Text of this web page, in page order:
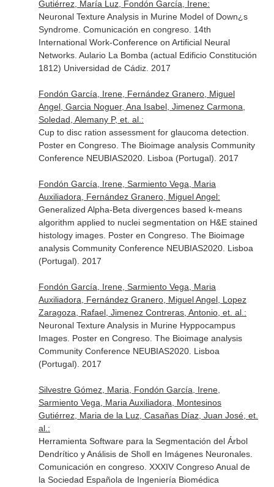
Gutiérrez, María Luz, Fondón García, Irene:
Neuronal Texture Analysis in Murine Model of Down¿s
Syndrome. Comunicación en congreso. 14th
International Work-Conference on Artificial Neural
Networks. Aulario La Bomba (actual Edificio Constitución
1812) Universidad de Cádiz. 2017
Fondón García, Irene, Fernández Granero, Miguel
Angel, Garcia Noguer, Ana Isabel, Jimenez Carmona,
Soledad, Alemany P, et. al.:
Cup to disc ration assessment for glaucoma detection.
Poster en Congreso. The Bioimage analysis Community
Conference NEUBIAS2020. Lisboa (Portugal). 2017
Fondón García, Irene, Sarmiento Vega, Maria
Auxiliadora, Fernández Granero, Miguel Angel:
Generalized Alpha-Beta divergences based k-means
algorithm applied to nuclei segmentation on H&E stained
histology images. Poster en Congreso. The Bioimage
analysis Community Conference NEUBIAS2020. Lisboa
(Portugal). 2017
Fondón García, Irene, Sarmiento Vega, Maria
Auxiliadora, Fernández Granero, Miguel Angel, Lopez
Zaragoza, Rafael, Jimenez Contreras, Antonio, et. al.:
Neuronal Texture Analysis in Murine Hyppocampus
Images. Poster en Congreso. The Bioimage analysis
Community Conference NEUBIAS2020. Lisboa
(Portugal). 2017
Silvestre Gómez, Maria, Fondón García, Irene,
Sarmiento Vega, Maria Auxiliadora, Montesinos
Gutiérrez, Maria de la Luz, Casañas Díaz, Juan José, et.
al.:
Herramienta Software para la Segmentación del Árbol
Dendrítico y Análisis de Sholl en Imágenes Neuronales.
Comunicación en congreso. XXXIV Congreso Anual de
la Sociedad Española de Ingeniería Biomédica